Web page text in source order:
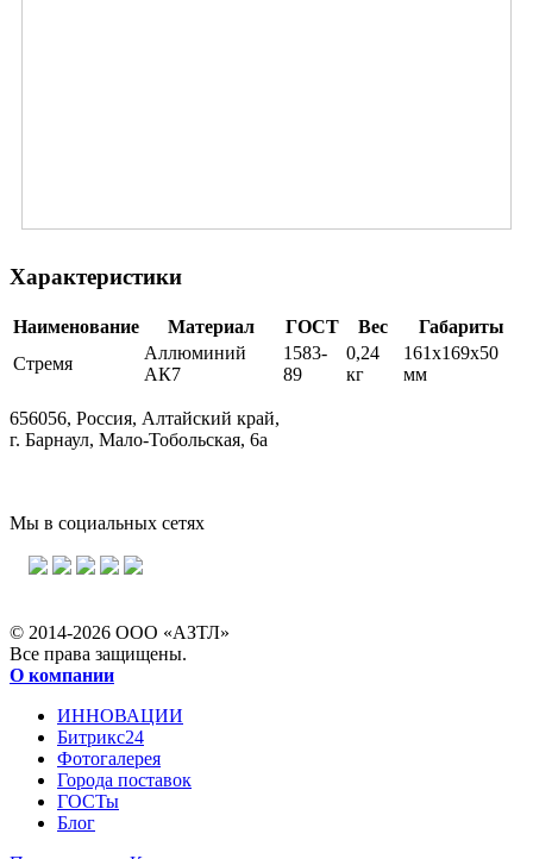
Характеристики
Наименование Материал ГОСТ Вес
Габариты
Стремя
Аллюминий
АК7
1583-
89
0,24
кг
161x169x50
мм
656056, Россия, Алтайский край,
г. Барнаул, Мало-Тобольская, 6а
Мы в социальных сетях
© 2014-2026 ООО «АЗТЛ»
Все права защищены.
О компании
ИННОВАЦИИ
Битрикс24
Фотогалерея
Города поставок
ГОСТы
Блог